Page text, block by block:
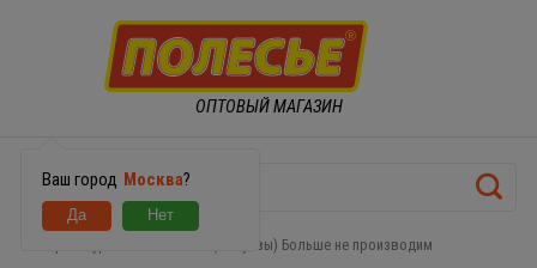
ОПТОВЫЙ МАГАЗИН
Ваш город Москва?
Первые уроки на магнитах (33 буквы) Больше не производим